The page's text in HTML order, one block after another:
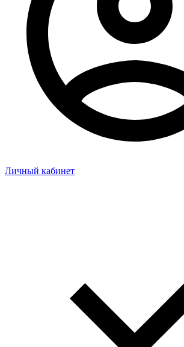
Личный кабинет